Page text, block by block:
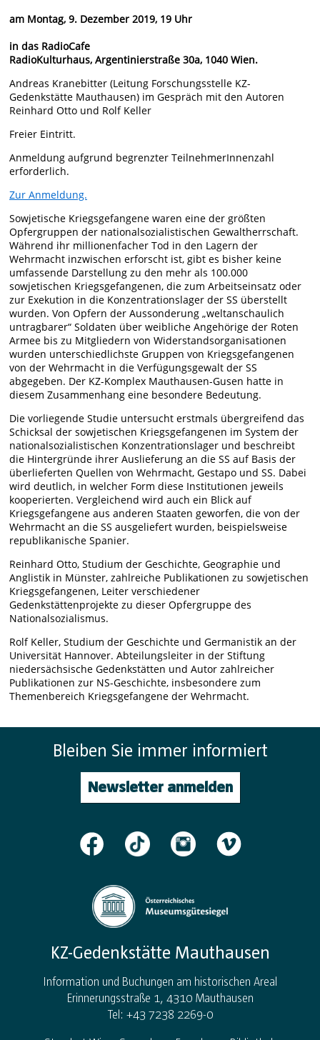
am Montag, 9. Dezember 2019, 19 Uhr
in das RadioCafe
​RadioKulturhaus, Argentinierstraße 30a, 1040 Wien.
Andreas Kranebitter (Leitung Forschungsstelle KZ-
Gedenkstätte Mauthausen) im Gespräch mit den Autoren
Reinhard Otto und Rolf Keller​
Freier Eintritt.
Anmeldung aufgrund begrenzter TeilnehmerInnenzahl
erforderlich.
Zur Anmeldung.
Sowjetische Kriegsgefangene waren eine der größten
Opfergruppen der nationalsozialistischen Gewaltherrschaft.
Während ihr millionenfacher Tod in den Lagern der
Wehrmacht inzwischen erforscht ist, gibt es bisher keine
umfassende Darstellung zu den mehr als 100.000
sowjetischen Kriegsgefangenen, die zum Arbeitseinsatz oder
zur Exekution in die Konzentrationslager der SS überstellt
wurden. Von Opfern der Aussonderung „weltanschaulich
untragbarer“ Soldaten über weibliche Angehörige der Roten
Armee bis zu Mitgliedern von Widerstandsorganisationen
wurden unterschiedlichste Gruppen von Kriegsgefangenen
von der Wehrmacht in die Verfügungsgewalt der SS
abgegeben. Der KZ-Komplex Mauthausen-Gusen hatte in
diesem Zusammenhang eine besondere Bedeutung.
Die vorliegende Studie untersucht erstmals übergreifend das
Schicksal der sowjetischen Kriegsgefangenen im System der
nationalsozialistischen Konzentrationslager und beschreibt
die Hintergründe ihrer Auslieferung an die SS auf Basis der
überlieferten Quellen von Wehrmacht, Gestapo und SS. Dabei
wird deutlich, in welcher Form diese Institutionen jeweils
kooperierten. Vergleichend wird auch ein Blick auf
Kriegsgefangene aus anderen Staaten geworfen, die von der
Wehrmacht an die SS ausgeliefert wurden, beispielsweise
republikanische Spanier.
Reinhard Otto, Studium der Geschichte, Geographie und
Anglistik in Münster, zahlreiche Publikationen zu sowjetischen
Kriegsgefangenen, Leiter verschiedener
Gedenkstättenprojekte zu dieser Opfergruppe des
Nationalsozialismus.
Rolf Keller, Studium der Geschichte und Germanistik an der
Universität Hannover. Abteilungsleiter in der Stiftung
niedersächsische Gedenkstätten und Autor zahlreicher
Publikationen zur NS-Geschichte, insbesondere zum
Themenbereich Kriegsgefangene der Wehrmacht.
Bleiben Sie immer informiert
Newsletter anmelden
KZ-Gedenkstätte Mauthausen
Information und Buchungen am historischen Areal
Erinnerungsstraße 1, 4310 Mauthausen
Tel: +43 7238 2269-0